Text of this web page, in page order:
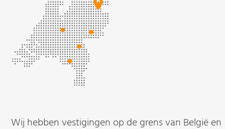
Wij hebben vestigingen op de grens van België en